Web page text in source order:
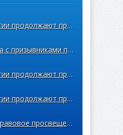
Адвокаты коллегии продолжают правовое просвещение призывников
Правовая работа с призывниками продолжается
Адвокаты коллегии продолжают правовое просвещение призывников
Адвокаты коллегии продолжают правовое просвещение призывников
Продолжается правовое просвещение призывников